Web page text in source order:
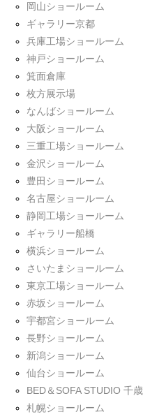
岡山ショールーム
ギャラリー京都
兵庫工場ショールーム
神戸ショールーム
箕面倉庫
枚方展示場
なんばショールーム
大阪ショールーム
三重工場ショールーム
金沢ショールーム
豊田ショールーム
名古屋ショールーム
静岡工場ショールーム
ギャラリー船橋
横浜ショールーム
さいたまショールーム
東京工場ショールーム
赤坂ショールーム
宇都宮ショールーム
長野ショールーム
新潟ショールーム
仙台ショールーム
BED＆SOFA STUDIO 千歳
札幌ショールーム